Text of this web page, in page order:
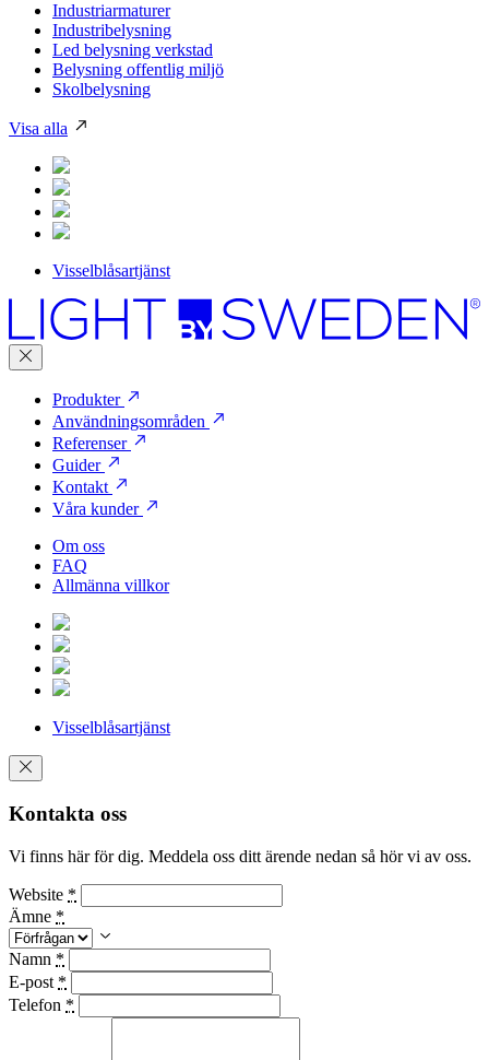
Industriarmaturer
Industribelysning
Led belysning verkstad
Belysning offentlig miljö
Skolbelysning
Visa alla
Visselblåsartjänst
Produkter
Användningsområden
Referenser
Guider
Kontakt
Våra kunder
Om oss
FAQ
Allmänna villkor
Visselblåsartjänst
Kontakta oss
Vi finns här för dig. Meddela oss ditt ärende nedan så hör vi av oss.
Website *
Ämne *
Namn *
E-post *
Telefon *